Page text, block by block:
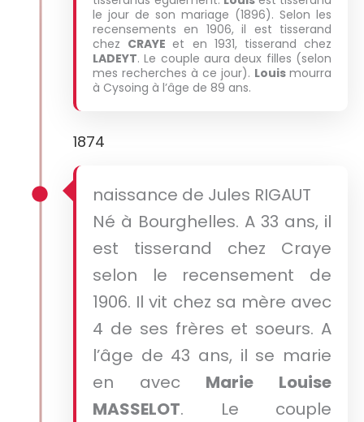
le jour de son mariage (1896). Selon les
recensements en 1906, il est tisserand
chez CRAYE et en 1931, tisserand chez
LADEYT. Le couple aura deux filles (selon
mes recherches à ce jour). Louis mourra
à Cysoing à l’âge de 89 ans.
1874
naissance de Jules RIGAUT
Né à Bourghelles. A 33 ans, il
est tisserand chez Craye
selon le recensement de
1906. Il vit chez sa mère avec
4 de ses frères et soeurs. A
l’âge de 43 ans, il se marie
en avec Marie Louise
MASSELOT. Le couple